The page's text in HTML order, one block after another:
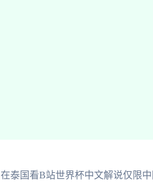
在泰国看B站世界杯中文解说仅限